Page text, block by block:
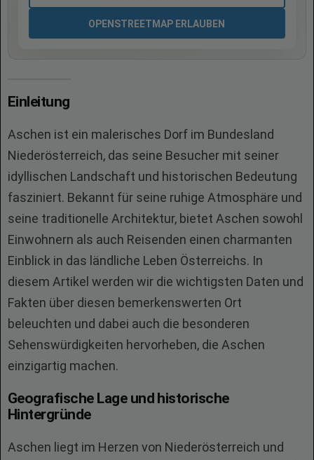
OPENSTREETMAP ERLAUBEN
Einleitung
Aschen ist ein malerisches Dorf im Bundesland
Niederösterreich, das seine Besucher mit seiner
idyllischen Landschaft und historischen Bedeutung
fasziniert. Bekannt für seine ruhige Atmosphäre und
seine traditionelle Architektur, bietet Aschen sowohl
Einwohnern als auch Reisenden einen charmanten
Einblick in das ländliche Leben Österreichs. In
diesem Artikel werden wir die wichtigsten Daten und
Fakten über diesen bemerkenswerten Ort
beleuchten und dabei auch die besonderen
Sehenswürdigkeiten hervorheben, die Aschen
einzigartig machen.
Geografische Lage und historische
Hintergründe
Aschen liegt im Herzen von Niederösterreich und